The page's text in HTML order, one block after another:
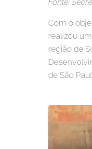
Fonte:
Com o
realizou
região de
de São